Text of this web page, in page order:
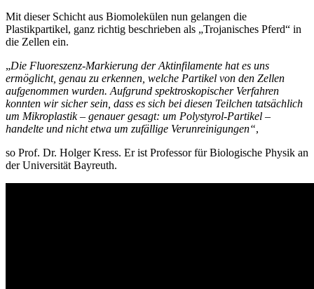
Mit dieser Schicht aus Biomolekülen nun gelangen die
Plastikpartikel, ganz richtig beschrieben als „Trojanisches Pferd“ in
die Zellen ein.
„Die Fluoreszenz-Markierung der Aktinfilamente hat es uns
ermöglicht, genau zu erkennen, welche Partikel von den Zellen
aufgenommen wurden. Aufgrund spektroskopischer Verfahren
konnten wir sicher sein, dass es sich bei diesen Teilchen tatsächlich
um Mikroplastik – genauer gesagt: um Polystyrol-Partikel –
handelte und nicht etwa um zufällige Verunreinigungen“,
so Prof. Dr. Holger Kress. Er ist Professor für Biologische Physik an
der Universität Bayreuth.